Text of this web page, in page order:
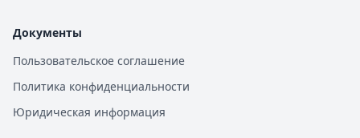
Документы
Пользовательское соглашение
Политика конфиденциальности
Юридическая информация